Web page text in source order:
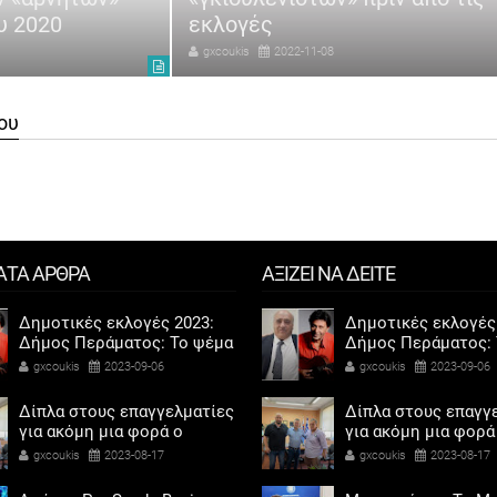
2020
εκλογές
gxcoukis 2022-11-08
ΑΡΘΡΑ
Δημοτικές εκλογές 2023:
Δήμος Περάματος: Το ψέμα
τελικά έχει κοντά ποδάρια
gxcoukis 2023-09-06
Δίπλα στους επαγγελματίες
για ακόμη μια φορά ο
Αντιδήμαρχος προσόδων
Καψοκόλης
gxcoukis 2023-08-17
ΑΞΙΖΕΙ ΝΑ ΔΕΙΤΕ
Δημοτικές
Δήμος Περάματος:
τελικά έχει κοντά
gxcoukis 2023-09-06
Δίπλα στους
για ακόμη μια
Αντιδήμαρχος
Καψοκόλης
gxcoukis 2023-08-17